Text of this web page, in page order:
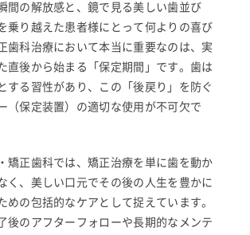
間の解放感と、鏡で見る美しい歯並び
乗り越えた患者様にとって何よりの喜び
歯科治療において本当に重要なのは、実
直後から始まる「保定期間」です。歯は
する習性があり、この「後戻り」を防ぐ
（保定装置）の適切な使用が不可欠で
矯正歯科では、矯正治療を単に歯を動か
く、美しい口元でその後の人生を豊かに
めの包括的なケアとして捉えています。
後のアフターフォローや長期的なメンテ